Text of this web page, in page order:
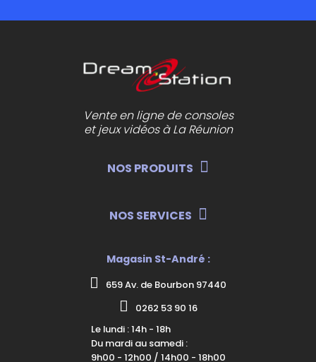
Vente en ligne de consoles
et jeux vidéos à La Réunion
NOS PRODUITS
NOS SERVICES
Magasin St-André :
659 Av. de Bourbon 97440
0262 53 90 16
Le lundi : 14h - 18h
Du mardi au samedi :
9h00 - 12h00 / 14h00 - 18h00